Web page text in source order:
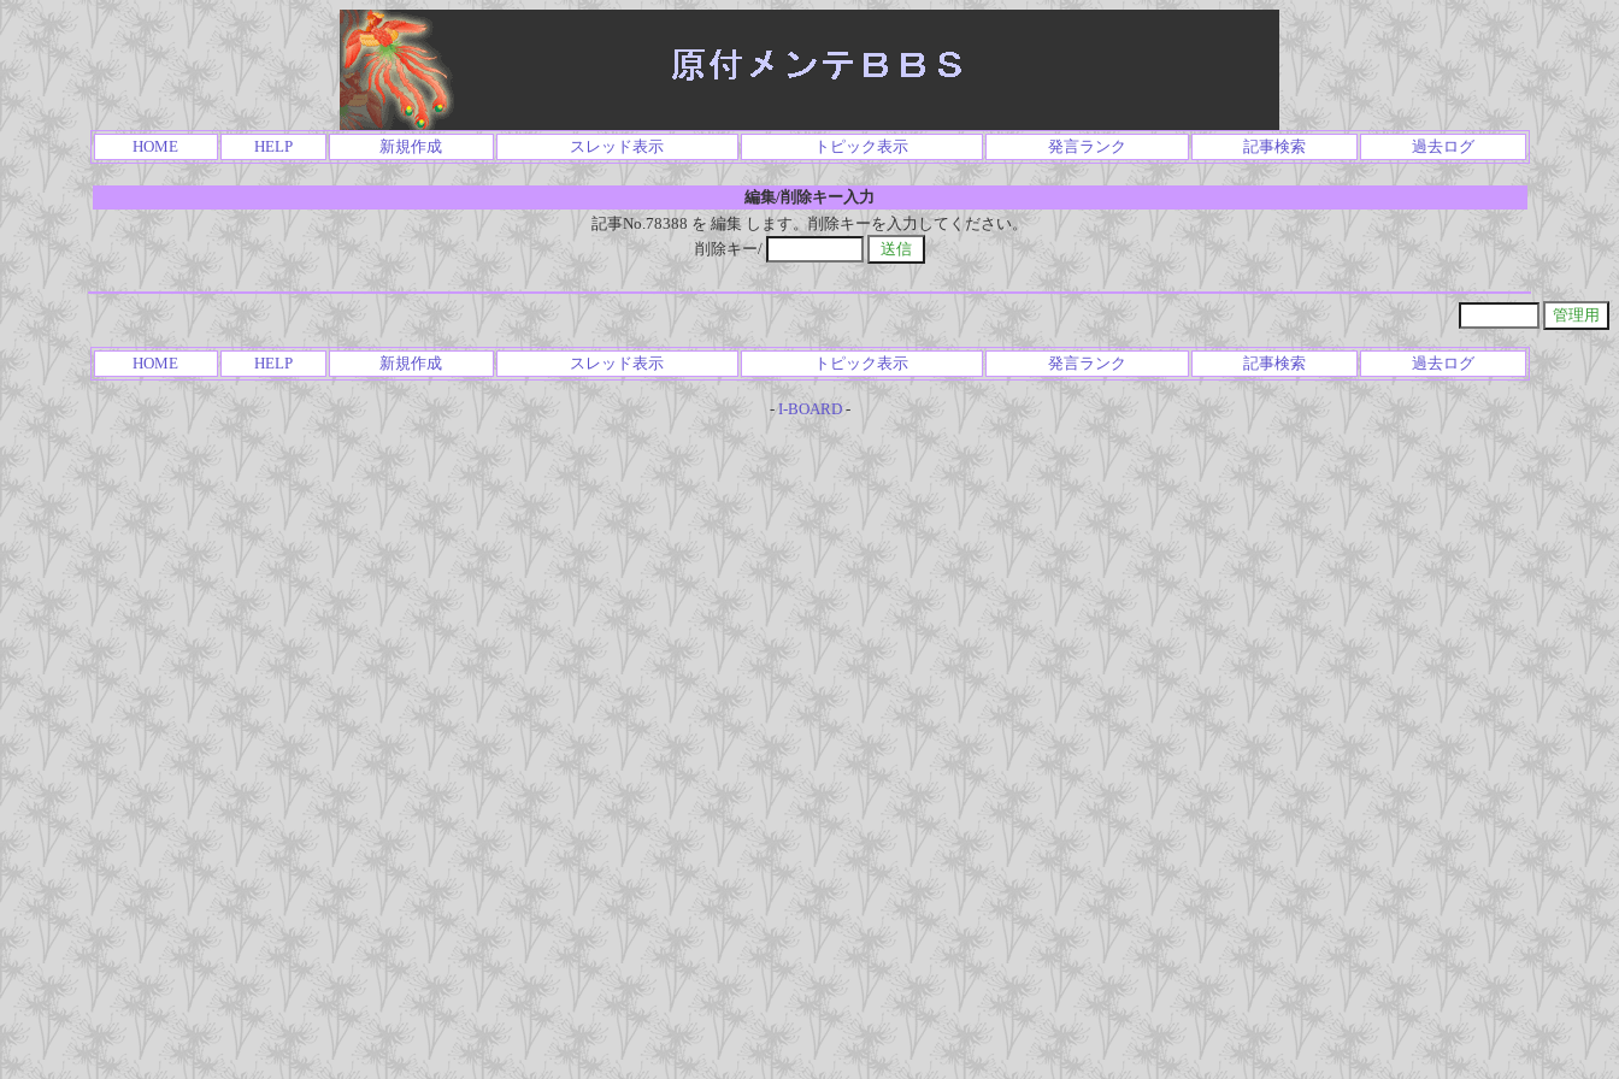
HOME HELP 新規作成 スレッド表示 トピック表示 発言ランク 記事検索 過去ログ
編集/削除キー入力
記事No.78388 を 編集 します。削除キーを入力してください。
削除キー/
HOME HELP 新規作成 スレッド表示 トピック表示 発言ランク 記事検索 過去ログ
- I-BOARD-